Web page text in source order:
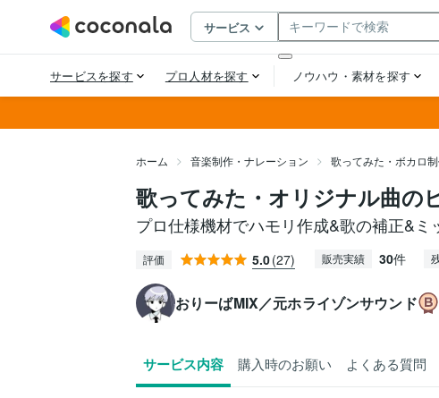
ホーム 音楽制作・ナレーション 歌ってみた・ボカロ
歌ってみた・オリジナル曲の
プロ仕様機材でハモリ作成&歌の補正&ミ
評価 5.0(27) 販売実績 30件
おりーばMIX／元ホライゾンサウンド
サービス内容 購入時のお願い よくある質問